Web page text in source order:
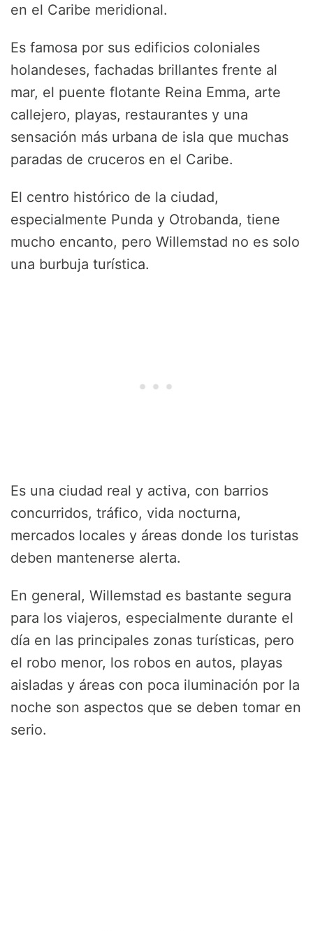
en el Caribe meridional.
Es famosa por sus edificios coloniales
holandeses, fachadas brillantes frente al
mar, el puente flotante Reina Emma, arte
callejero, playas, restaurantes y una
sensación más urbana de isla que muchas
paradas de cruceros en el Caribe.
El centro histórico de la ciudad,
especialmente Punda y Otrobanda, tiene
mucho encanto, pero Willemstad no es solo
una burbuja turística.
Es una ciudad real y activa, con barrios
concurridos, tráfico, vida nocturna,
mercados locales y áreas donde los turistas
deben mantenerse alerta.
En general, Willemstad es bastante segura
para los viajeros, especialmente durante el
día en las principales zonas turísticas, pero
el robo menor, los robos en autos, playas
aisladas y áreas con poca iluminación por la
noche son aspectos que se deben tomar en
serio.